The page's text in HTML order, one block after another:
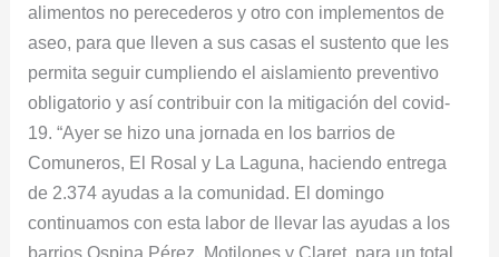
alimentos no perecederos y otro con implementos de
aseo, para que lleven a sus casas el sustento que les
permita seguir cumpliendo el aislamiento preventivo
obligatorio y así contribuir con la mitigación del covid-
19. “Ayer se hizo una jornada en los barrios de
Comuneros, El Rosal y La Laguna, haciendo entrega
de 2.374 ayudas a la comunidad. El domingo
continuamos con esta labor de llevar las ayudas a los
barrios Ospina Pérez, Motilones y Claret, para un total